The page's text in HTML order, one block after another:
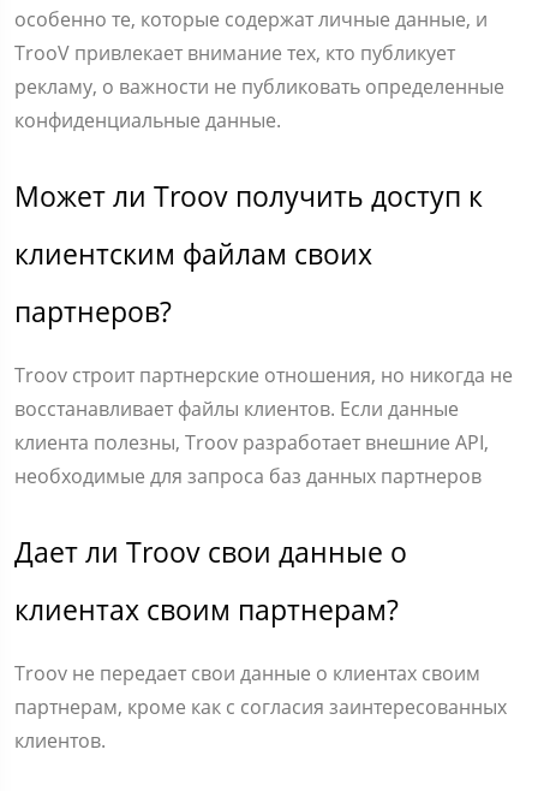
особенно те, которые содержат личные данные, и
TrooV привлекает внимание тех, кто публикует
рекламу, о важности не публиковать определенные
конфиденциальные данные.
Может ли Troov получить доступ к
клиентским файлам своих
партнеров?
Troov строит партнерские отношения, но никогда не
восстанавливает файлы клиентов. Если данные
клиента полезны, Troov разработает внешние API,
необходимые для запроса баз данных партнеров
Дает ли Troov свои данные о
клиентах своим партнерам?
Troov не передает свои данные о клиентах своим
партнерам, кроме как с согласия заинтересованных
клиентов.